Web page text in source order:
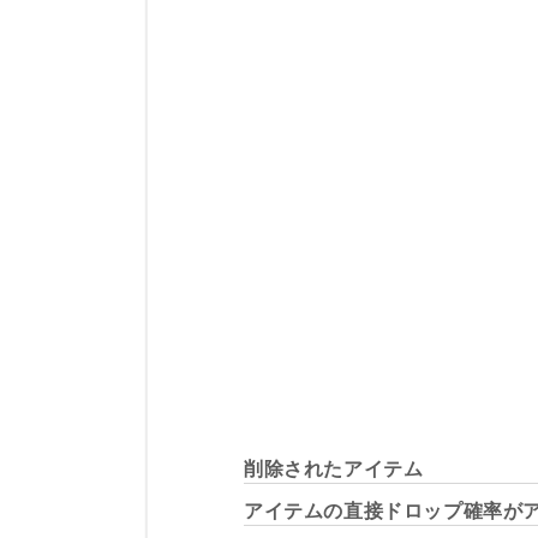
削除されたアイテム
アイテムの直接ドロップ確率が